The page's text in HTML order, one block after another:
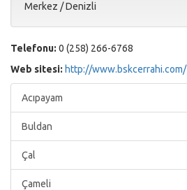
Merkez /Denizli
Telefonu: 0 (258) 266-6768
Web sitesi: http://www.bskcerrahi.com/
Acıpayam
Buldan
Çal
Çameli